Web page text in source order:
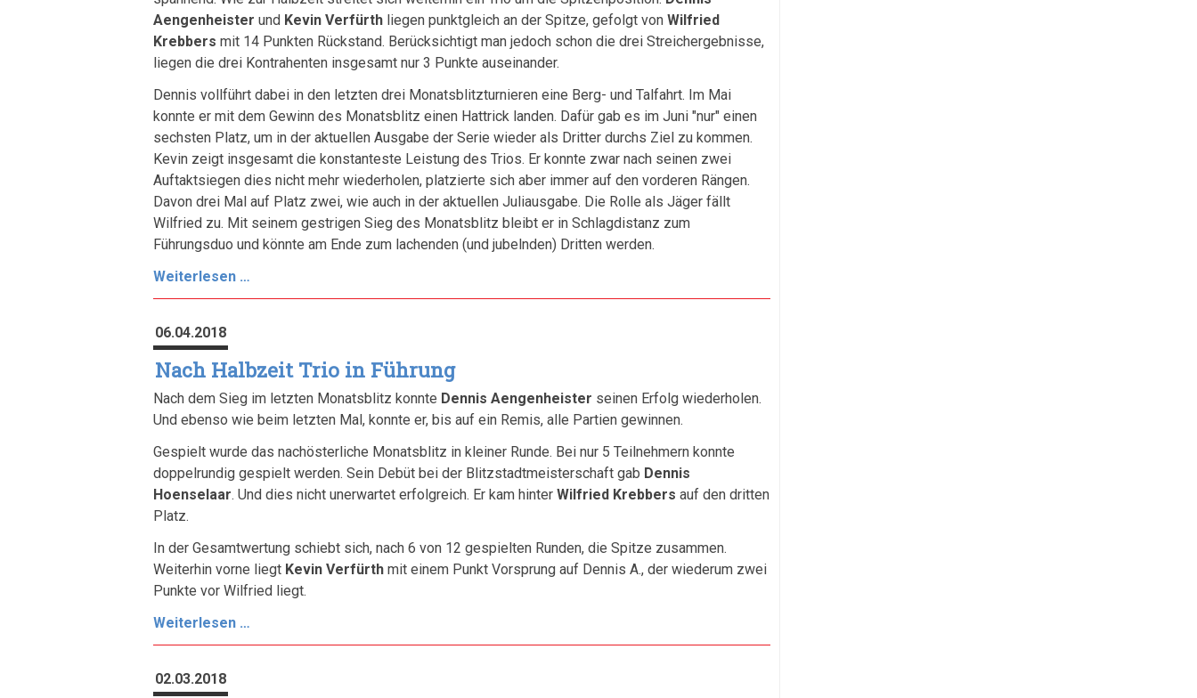
Aengenheister und Kevin Verfürth liegen punktgleich an der Spitze, gefolgt von Wilfried
Krebbers mit 14 Punkten Rückstand. Berücksichtigt man jedoch schon die drei Streichergebnisse,
liegen die drei Kontrahenten insgesamt nur 3 Punkte auseinander.
Dennis vollführt dabei in den letzten drei Monatsblitzturnieren eine Berg- und Talfahrt. Im Mai
konnte er mit dem Gewinn des Monatsblitz einen Hattrick landen. Dafür gab es im Juni "nur" einen
sechsten Platz, um in der aktuellen Ausgabe der Serie wieder als Dritter durchs Ziel zu kommen.
Kevin zeigt insgesamt die konstanteste Leistung des Trios. Er konnte zwar nach seinen zwei
Auftaktsiegen dies nicht mehr wiederholen, platzierte sich aber immer auf den vorderen Rängen.
Davon drei Mal auf Platz zwei, wie auch in der aktuellen Juliausgabe. Die Rolle als Jäger fällt
Wilfried zu. Mit seinem gestrigen Sieg des Monatsblitz bleibt er in Schlagdistanz zum
Führungsduo und könnte am Ende zum lachenden (und jubelnden) Dritten werden.
Weiterlesen …
um
06.04.2018
Nach Halbzeit Trio in Führung
Nach dem Sieg im letzten Monatsblitz konnte Dennis Aengenheister seinen Erfolg wiederholen.
Und ebenso wie beim letzten Mal, konnte er, bis auf ein Remis, alle Partien gewinnen.
Gespielt wurde das nachösterliche Monatsblitz in kleiner Runde. Bei nur 5 Teilnehmern konnte
doppelrundig gespielt werden. Sein Debüt bei der Blitzstadtmeisterschaft gab Dennis
Hoenselaar. Und dies nicht unerwartet erfolgreich. Er kam hinter Wilfried Krebbers auf den dritten
Platz.
In der Gesamtwertung schiebt sich, nach 6 von 12 gespielten Runden, die Spitze zusammen.
Weiterhin vorne liegt Kevin Verfürth mit einem Punkt Vorsprung auf Dennis A., der wiederum zwei
Punkte vor Wilfried liegt.
Weiterlesen …
Halbzeit
02.03.2018